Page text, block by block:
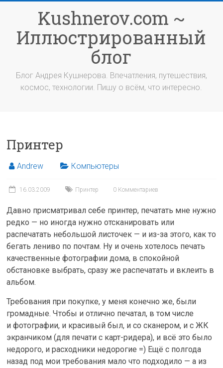
содержимомуKushnerov.com ~
Иллюстрированный
блог
Блог Андрея Кушнерова. Впечатления, путешествия,
космос, технологии. Пишу о всём, что интересно.
Принтер
Andrew Компьютеры
16.03.2009 Принтер 0 Комментариев
Давно присматривал себе принтер, печатать мне нужно
редко — но иногда нужно отсканировать или
распечатать небольшой листочек — и из-за этого, как то
бегать лениво по почтам. Ну и очень хотелось печать
качественные фотографии дома, в спокойной
обстановке выбрать, сразу же распечатать и вклеить в
альбом.
Требования при покупке, у меня конечно же, были
громадные. Чтобы и отлично печатал, в том числе
и фотографии, и красивый был, и со сканером, и с ЖК
экранчиком (для печати с карт-ридера), и всё это было
недорого, и расходники недорогие =) Ещё с полгода
назад под мои требования мало что подходило — а из